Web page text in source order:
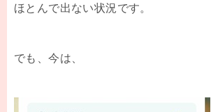
ほとんで出ない状況です。
でも、今は、